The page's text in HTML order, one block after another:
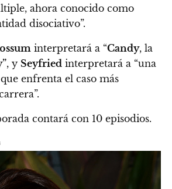
ahora conocido como
disociativo”.
interpretará a “Candy, la
, y Seyfried interpretará a “una
enfrenta el caso más
contará con 10 episodios.